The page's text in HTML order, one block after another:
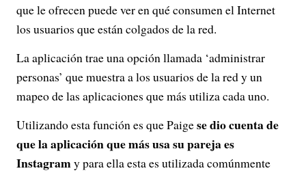
que le ofrecen puede ver en qué consumen el Internet
los usuarios que están colgados de la red.
La aplicación trae una opción llamada ‘administrar
personas’ que muestra a los usuarios de la red y un
mapeo de las aplicaciones que más utiliza cada uno.
Utilizando esta función es que Paigese dio cuenta de
que la aplicación que más usa su pareja es
Instagramy para ella esta es utilizada comúnmente